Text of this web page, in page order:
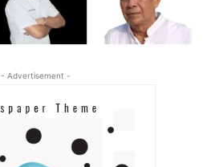
- Advertisement -